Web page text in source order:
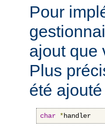
Pour
ajout que
Plus
été
char *handler